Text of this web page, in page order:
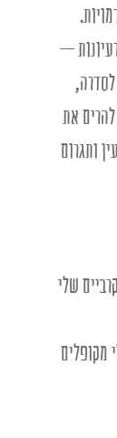
–
את
ותגרום
שלי
מקופלים